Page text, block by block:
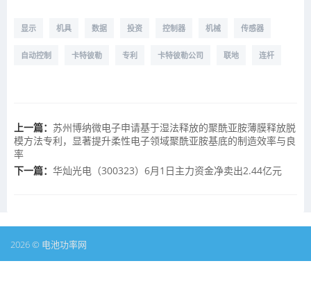
显示 机具 数据 投资 控制器 机械 传感器
自动控制 卡特彼勒 专利 卡特彼勒公司 联地 连杆
上一篇： 苏州博纳微电子申请基于湿法释放的聚酰亚胺薄膜释放脱
模方法专利，显著提升柔性电子领域聚酰亚胺基底的制造效率与良
率
下一篇： 华灿光电（300323）6月1日主力资金净卖出2.44亿元
2026 © 电池功率网